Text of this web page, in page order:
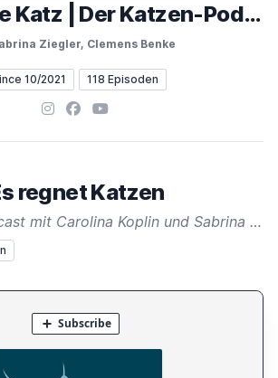
Alles für die Katz | Der Katzen-Podcast
Ziegler, Clemens Benke
10/2021 118 Episoden
Instagram
Facebook
YouTube
regnet Katzen
Der Katzen-Podcast mit Carolina Koplin und Sabrina Ziegler